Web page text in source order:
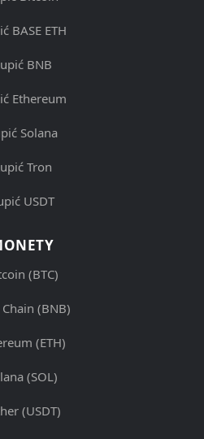
BASE ETH
BNB
Ethereum
Solana
Tron
USDT
(BTC)
(BNB)
(ETH)
(SOL)
(USDT)